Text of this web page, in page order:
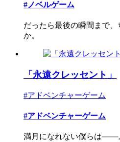
#ノベルゲーム
だったら最後の瞬間まで
か。
「永遠クレッセント」
#アドベンチャーゲーム
#アドベンチャーゲーム
満月になれない僕らは───